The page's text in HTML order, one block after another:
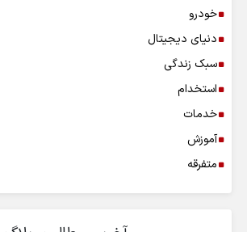
خودرو
دنیای دیجیتال
سبک زندگی
استخدام
خدمات
آموزش
متفرقه